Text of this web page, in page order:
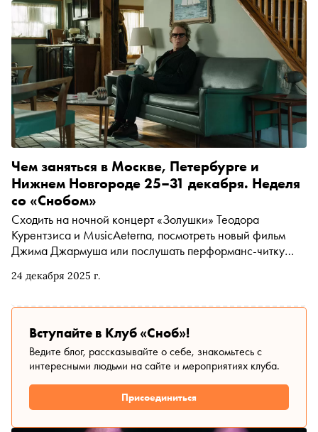
24 декабря 2025 г.
Чем заняться в Москве, Петербурге и
Нижнем Новгороде 25–31 декабря. Неделя
со «Снобом»
Сходить на ночной концерт «Золушки» Теодора
Курентзиса и MusicAeterna, посмотреть новый фильм
Джима Джармуша или послушать перформанс-читку
сходить на ближайшей неделе
Вступайте в Клуб «Сноб»!
Ведите блог, рассказывайте о себе, знакомьтесь с
интересными людьми на сайте и мероприятиях клуба.
Присоединиться